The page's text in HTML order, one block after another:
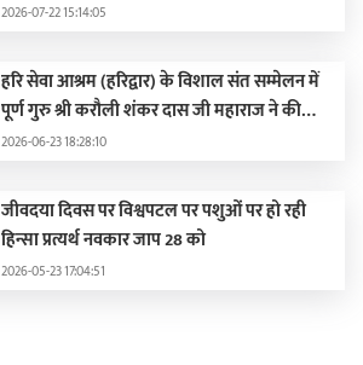
2026-07-22 15:14:05
हरि सेवा आश्रम (हरिद्वार) के विशाल संत सम्मेलन में
पूर्ण गुरु श्री करौली शंकर दास जी महाराज ने की
सहभागिता, मुख्यमंत्री और दिग्गज संतों द्वारा हुए
2026-06-23 18:28:10
जीवदया दिवस पर विश्वपटल पर पशुओं पर हो रही
हिन्सा प्रत्यर्थ नवकार जाप 28 को
2026-05-23 17:04:51